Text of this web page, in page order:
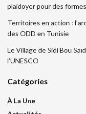
plaidoyer pour des
Territoires en action :
des ODD en Tunisie
Le Village de Sidi Bou
l’UNESCO
Catégories
À La Une